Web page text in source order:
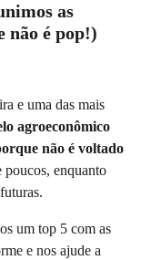
as
não é pop!)
e uma das mais
agroeconômico
não é voltado
enquanto
um top 5 com as
e nos ajude a